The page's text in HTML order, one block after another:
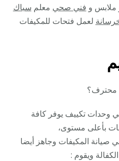
ملابس و فني صحي معلم سباك
لعمل فتحات للمكيفات
محترف؟
وحدات تكييف يوفر كافة
بأعلى مستوى،
صيانة المكيفات وجاهز أيضا
ويقوم :